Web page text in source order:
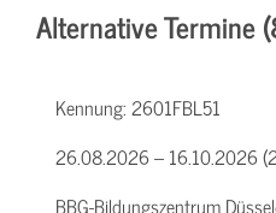
Alternative Termine
Kennung:2601FBL51
26.08.2026 – 16.10.2026
BBG-Bildungszentrum